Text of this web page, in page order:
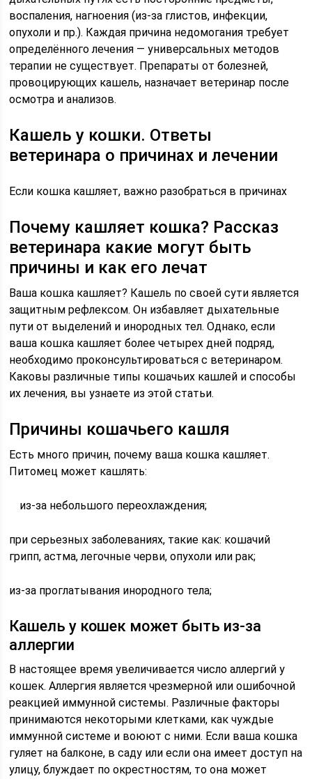
воспаления, нагноения (из-за глистов, инфекции,
опухоли и пр.). Каждая причина недомогания требует
определённого лечения — универсальных методов
терапии не существует. Препараты от болезней,
провоцирующих кашель, назначает ветеринар после
осмотра и анализов.
Кашель у кошки. Ответы
ветеринара о причинах и лечении
Если кошка кашляет, важно разобраться в причинах
Почему кашляет кошка? Рассказ
ветеринара какие могут быть
причины и как его лечат
Ваша кошка кашляет? Кашель по своей сути является
защитным рефлексом. Он избавляет дыхательные
пути от выделений и инородных тел. Однако, если
ваша кошка кашляет более четырех дней подряд,
необходимо проконсультироваться с ветеринаром.
Каковы различные типы кошачьих кашлей и способы
их лечения, вы узнаете из этой статьи.
Причины кошачьего кашля
Есть много причин, почему ваша кошка кашляет.
Питомец может кашлять:
из-за небольшого переохлаждения;
при серьезных заболеваниях, такие как: кошачий
грипп, астма, легочные черви, опухоли или рак;
из-за проглатывания инородного тела;
Кашель у кошек может быть из-за
аллергии
В настоящее время увеличивается число аллергий у
кошек. Аллергия является чрезмерной или ошибочной
реакцией иммунной системы. Различные факторы
принимаются некоторыми клетками, как чуждые
иммунной системе и воюют с ними. Если ваша кошка
гуляет на балконе, в саду или если она имеет доступ на
улицу, блуждает по окрестностям, то она может